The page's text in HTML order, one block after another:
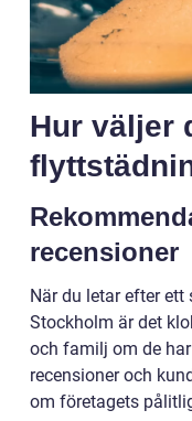
Hur väljer
recensioner
När du letar efter
Stockholm är det
och familj om de
recensioner och
om företagets